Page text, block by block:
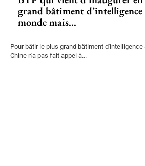
grand bâtiment
monde mais...
Pour bâtir le plus grand bâtiment
Chine n'a pas fait appel à...